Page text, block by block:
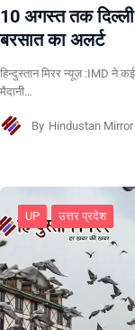
10 अगस्त तक दिल्ली
बरसात का अलर्ट
हिन्दुस्तान मिरर न्यूज़ :IMD ने
मैदानी…
By Hindustan
UP उत्तर प्रदेश